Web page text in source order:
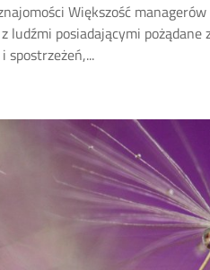
Większość
ludźmi posiadającymi
spostrzeżeń,...